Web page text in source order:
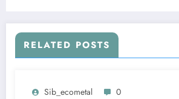
RELATED POSTS
Sib_ecometal 0